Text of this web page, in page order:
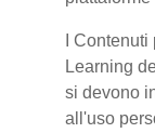
I
Learning
si devono
all'uso